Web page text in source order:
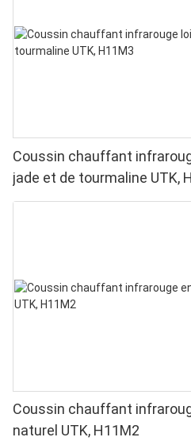
Coussin chauffant
jade et de tourmaline UTK,
Coussin chauffant
naturel UTK, H11M2